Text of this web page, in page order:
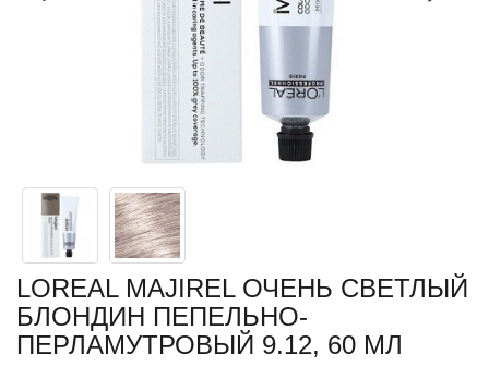
LOREAL MAJIREL ОЧЕНЬ СВЕТЛЫЙ
БЛОНДИН ПЕПЕЛЬНО-
ПЕРЛАМУТРОВЫЙ 9.12, 60 МЛ